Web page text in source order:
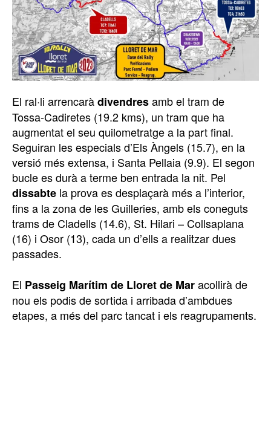
El ral·li arrencaràdivendresamb el tram de
Tossa-Cadiretes (19.2 kms), un tram que ha
augmentat el seu quilometratge a la part final.
Seguiran les especials d’Els Àngels (15.7), en la
versió més extensa, i Santa Pellaia (9.9). El segon
bucle es durà a terme ben entrada la nit. Pel
dissabte la prova es desplaçarà més a l’interior,
fins a la zona de les Guilleries, amb els coneguts
trams de Cladells (14.6), St. Hilari – Collsaplana
(16) i Osor (13), cada un d’ells a realitzar dues
passades.
El Passeig Marítim de Lloret de Maracollirà de
nou els podis de sortida i arribada d’ambdues
etapes, a més del parc tancat i els reagrupaments.